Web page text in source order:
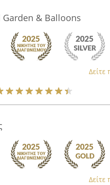
Garden & Balloons
Δείτε
Δείτε